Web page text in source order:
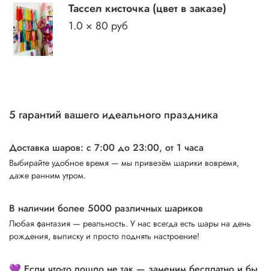
Тассел кисточка (цвет в заказе)
1.0 × 80 руб
5 гарантий вашего идеального праздника
Доставка шаров: с 7:00 до 23:00, от 1 часа
Выбирайте удобное время — мы привезём шарики вовремя,
даже ранним утром.
В наличии более 5000 различных шариков
Любая фантазия — реальность. У нас всегда есть шары на день
рождения, выписку и просто поднять настроение!